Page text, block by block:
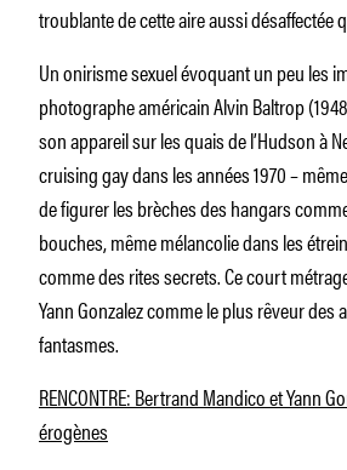
troublante de cette aire aussi désaffectée
Un onirisme sexuel évoquant un peu les
photographe américain Alvin Baltrop
son appareil sur les quais de l’Hudson à
cruising gay dans les années 1970 –
de figurer les brèches des hangars
bouches, même mélancolie dans les
comme des rites secrets. Ce court
Yann Gonzalez comme le plus rêveur des
fantasmes.
RENCONTRE: Bertrand Mandico et Yann
érogènes